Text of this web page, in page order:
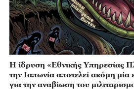
Η ίδρυση «Εθνικής Υπηρεσίας
την Ιαπωνία αποτελεί ακόμη μία
για την αναβίωση του